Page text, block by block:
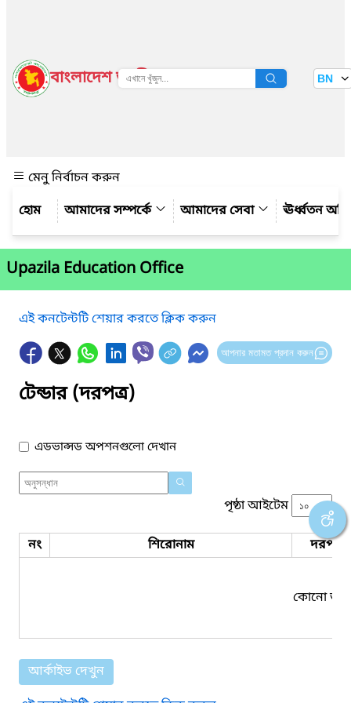
বাংলাদেশ জাতীয় তথ্য বাতায়ন BN
মেনু নির্বাচন করুন
আমাদের সম্পর্কে
আমাদের সেবা ঊর্ধ্বতন
Upazila Education Office
এই কনটেন্টটি শেয়ার করতে ক্লিক করুন
আপনার মতামত প্রদান করুন
টেন্ডার (দরপত্র)
এডভান্সড অপশনগুলো দেখান
পৃষ্ঠা আইটেম
নং শিরোনাম দরপত্র
কোনো তথ্য
আর্কাইভ দেখুন